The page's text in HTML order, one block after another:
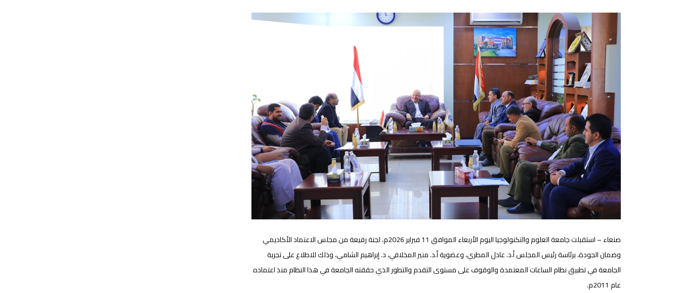
صنعاء – استقبلت جامعة العلوم والتكنولوجيا اليوم الأربعاء الموافق 11 فبراير 2026م، لجنة رفيعة من مجلس الاعتماد الأكاديمي
وضمان الجودة، برئاسة رئيس المجلس أ.د. عادل المطري، وعضوية أ.د. منير المخلافي، د. إبراهيم الشامي، وذلك للاطلاع على تجربة
الجامعة في تطبيق نظام الساعات المعتمدة والوقوف على مستوى التقدم والتطور الذي حققته الجامعة في هذا النظام منذ اعتماده
عام 2011م.